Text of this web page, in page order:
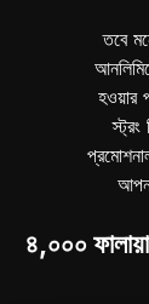
তবে
হওয়ার
৪,০০০